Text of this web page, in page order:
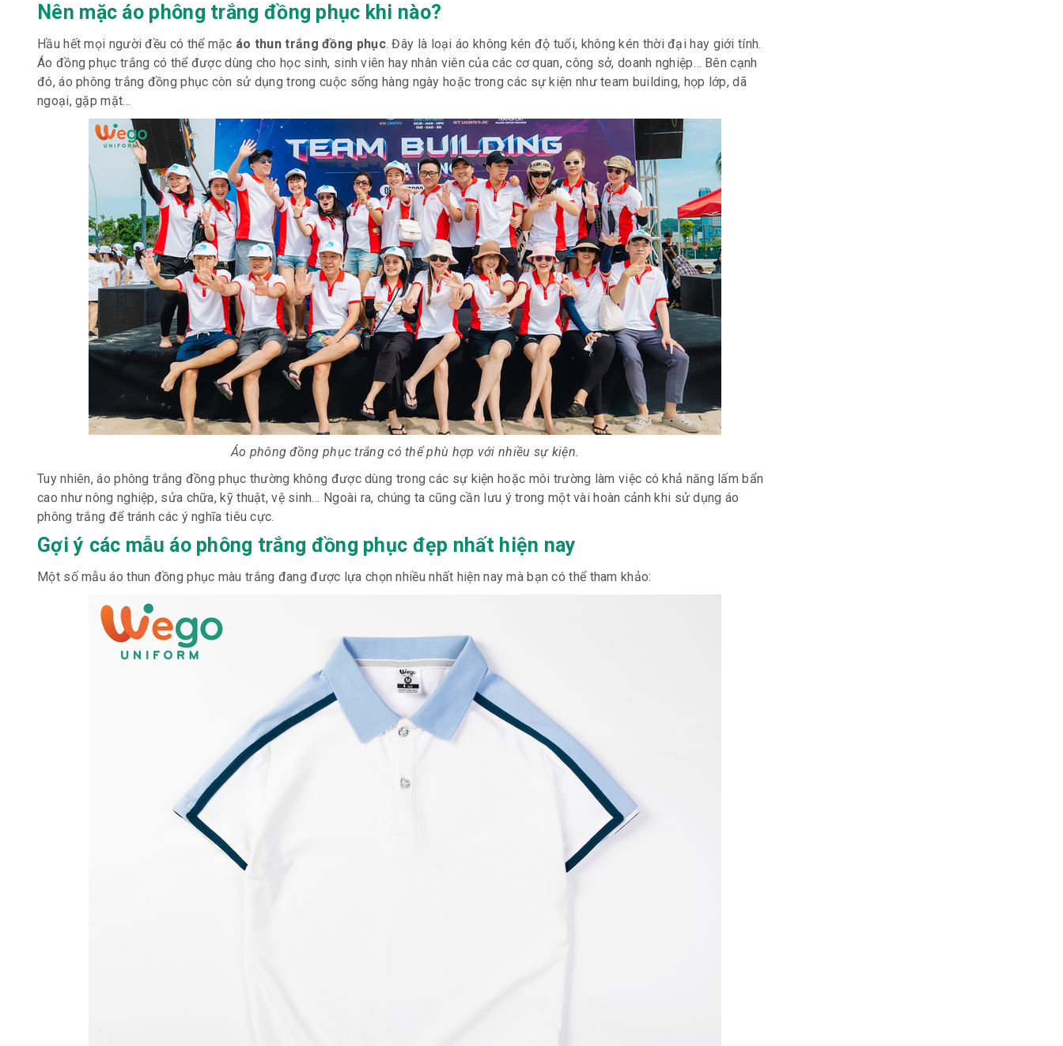
Nên mặc áo phông trắng đồng phục khi nào?
Hầu hết mọi người đều có thể mặc áo thun trắng đồng phục. Đây là loại áo không kén độ tuổi, không kén thời đại hay giới tính.
Áo đồng phục trắng có thể được dùng cho học sinh, sinh viên hay nhân viên của các cơ quan, công sở, doanh nghiệp… Bên cạnh
đó, áo phông trắng đồng phục còn sử dụng trong cuộc sống hàng ngày hoặc trong các sự kiện như team building, họp lớp, dã
ngoại, gặp mặt…
Áo phông đồng phục trắng có thể phù hợp với nhiều sự kiện.
Tuy nhiên, áo phông trắng đồng phục thường không được dùng trong các sự kiện hoặc môi trường làm việc có khả năng lấm bẩn
cao như nông nghiệp, sửa chữa, kỹ thuật, vệ sinh… Ngoài ra, chúng ta cũng cần lưu ý trong một vài hoàn cảnh khi sử dụng áo
phông trắng để tránh các ý nghĩa tiêu cực.
Gợi ý các mẫu áo phông trắng đồng phục đẹp nhất hiện nay
Một số mẫu áo thun đồng phục màu trắng đang được lựa chọn nhiều nhất hiện nay mà bạn có thể tham khảo: